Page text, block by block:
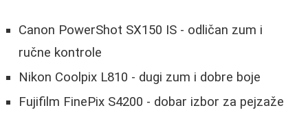
Canon PowerShot SX150 IS - odličan zum i
ručne kontrole
Nikon Coolpix L810 - dugi zum i dobre boje
Fujifilm FinePix S4200 - dobar izbor za pejzaže